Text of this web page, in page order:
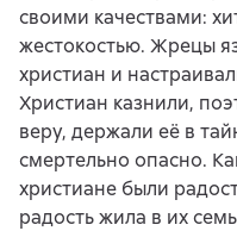
своими качествами:
жестокостью. Жрецы
христиан и
Христиан казнили,
веру, держали её в
смертельно опасно.
христиане были
радость жила в их